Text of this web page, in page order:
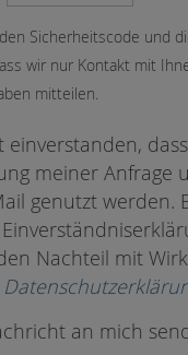
Sicherheitscode und
wir nur Kontakt mit
mitteilen.
einverstanden,
meiner Anfrage
genutzt werden.
Nachteil mit
an mich